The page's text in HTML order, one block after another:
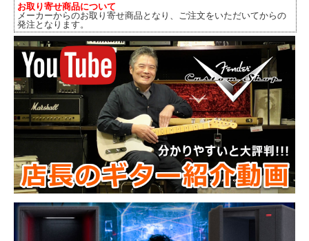
お取り寄せ商品について
メーカーからのお取り寄せ商品となり、ご注文をいただいてからの
発注となります。